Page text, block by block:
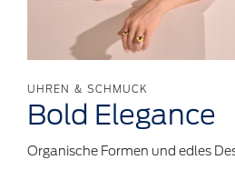
UHREN & SCHMUCK
Bold Elegance
Organische Formen und edles